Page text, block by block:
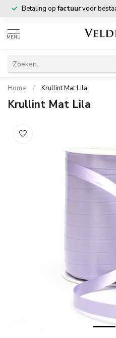
Betaling opfactuurvoor
MENU
Home / Krullint Mat Lila
Krullint Mat Lila